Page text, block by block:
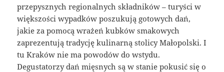
przepysznych regionalnych składników – turyści w
większości wypadków poszukują gotowych dań,
jakie za pomocą wrażeń kubków smakowych
zaprezentują tradycję kulinarną stolicy Małopolski. I
tu Kraków nie ma powodów do wstydu.
Degustatorzy dań mięsnych są w stanie pokusić się o